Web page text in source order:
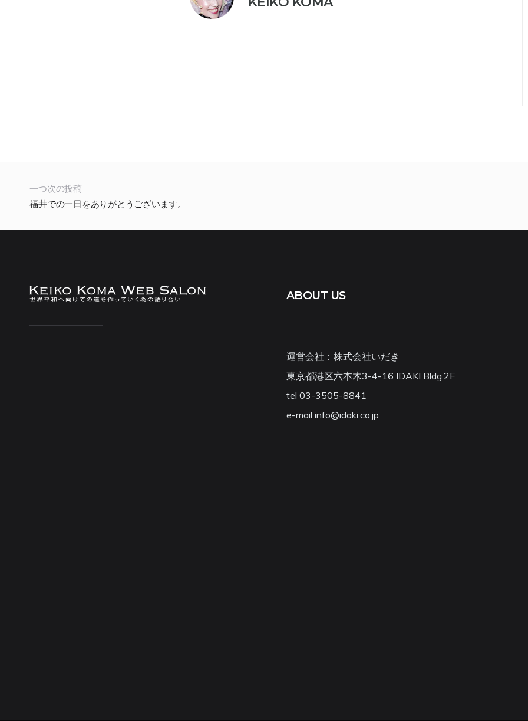
一つ次の投稿
福井での一日をありがとうございます。
ABOUT US
運営会社：株式会社いだき
東京都港区六本木3-4-16 IDAKI Bldg.2F
tel 03-3505-8841
e-mail info@idaki.co.jp